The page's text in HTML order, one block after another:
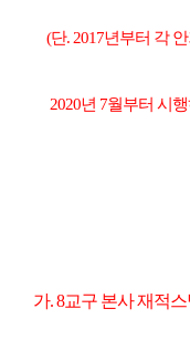
(단. 2017년부터 각
2020년 7월부터 시
가. 8교구 본사 재적